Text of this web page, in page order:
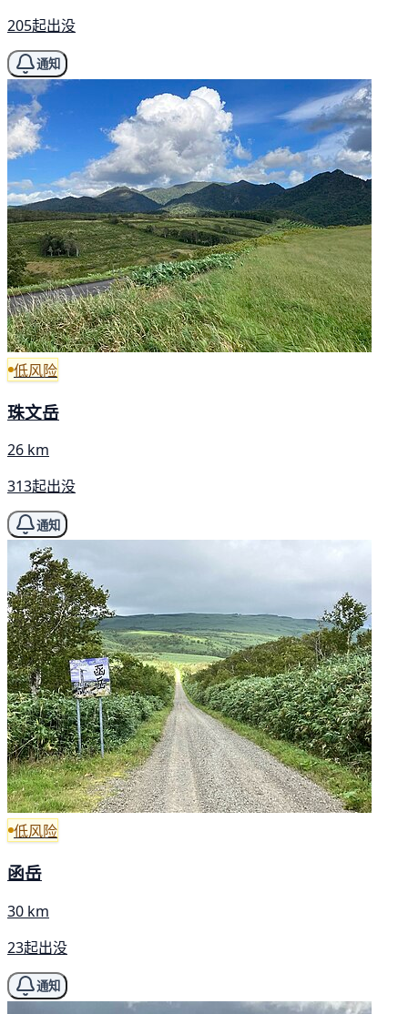
205起出没
通知
低风险
珠文岳
26 km
313起出没
通知
低风险
函岳
30 km
23起出没
通知